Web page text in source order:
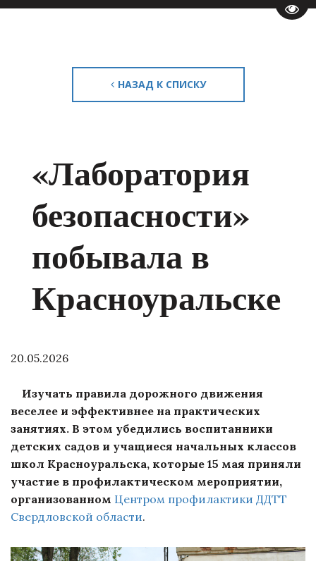
НАЗАД К СПИСКУ
«Лаборатория
безопасности»
побывала в
Красноуральске
20.05.2026
Изучать правила дорожного движения
веселее и эффективнее на практических
занятиях. В этом убедились воспитанники
детских садов и учащиеся начальных классов
школ Красноуральска, которые 15 мая приняли
участие в профилактическом мероприятии,
организованном Центром профилактики ДДТТ
Свердловской области.